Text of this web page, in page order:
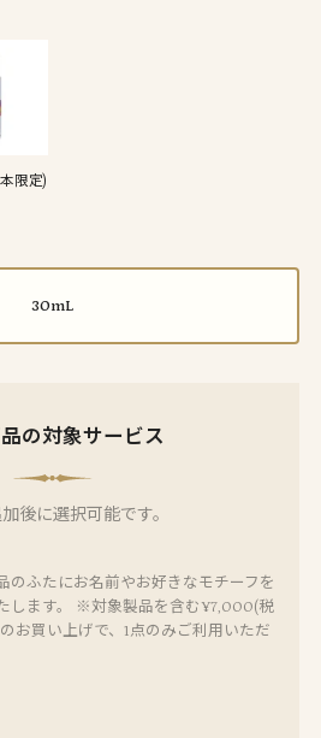
限定)
30mL
の対象サービス
後に選択可能です。
のふたにお名前やお好きなモチーフを
します。 ※対象製品を含む¥7,000(税
お買い上げで、1点のみご利用いただ